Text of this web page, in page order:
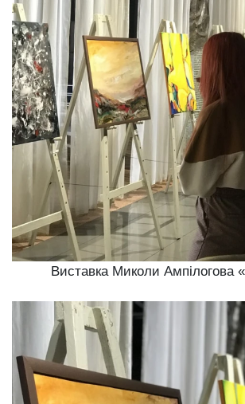
Виставка Миколи Ампілогова